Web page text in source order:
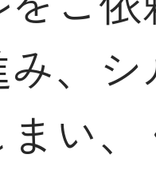
、
い